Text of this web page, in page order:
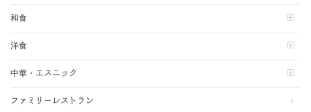
和食
洋食
中華・エスニック
ファミリーレストラン